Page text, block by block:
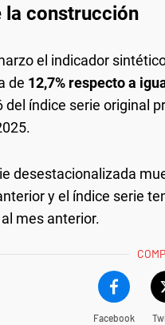
la construcción
el indicador
de 12,7% respecto a
índice serie original
desestacionalizada
y el índice serie
mes anterior.
Facebook